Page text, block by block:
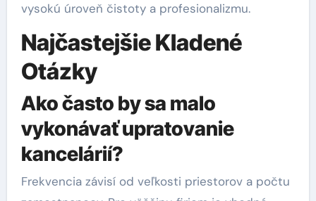
vysokú úroveň čistoty a profesionalizmu.
Najčastejšie Kladené
Otázky
Ako často by sa malo
vykonávať upratovanie
kancelárií?
Frekvencia závisí od veľkosti priestorov a počtu